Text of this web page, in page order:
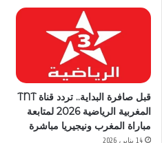
قبل صافرة البداية.. تردد قناة TNT
المغربية الرياضية 2026 لمتابعة
مباراة المغرب ونيجيريا مباشرة
14 يناير، 2026